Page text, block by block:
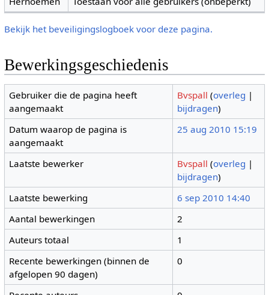
Bekijk het beveiligingslogboek voor deze pagina.
Bewerkingsgeschiedenis
Gebruiker die de pagina heeft
aangemaakt
Bvspall (overleg |
bijdragen)
Datum waarop de pagina is
aangemaakt
25 aug 2010 15:19
Laatste bewerker Bvspall (overleg |
bijdragen)
Laatste bewerking
6 sep 2010 14:40
Aantal bewerkingen
2
Auteurs totaal
1
Recente bewerkingen (binnen de
afgelopen 90 dagen)
0